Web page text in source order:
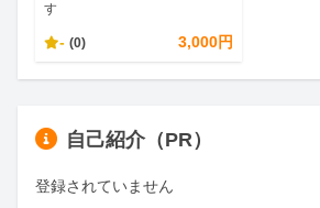
す
- (0) 3,000円
自己紹介（PR）
登録されていません